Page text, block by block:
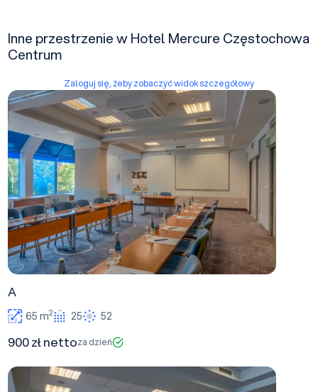
Inne przestrzenie w Hotel Mercure Częstochowa
Centrum
Zaloguj się, żeby zobaczyć widok szczegółowy
A
A
65 m2 25 52
900 zł nettoza dzień
C